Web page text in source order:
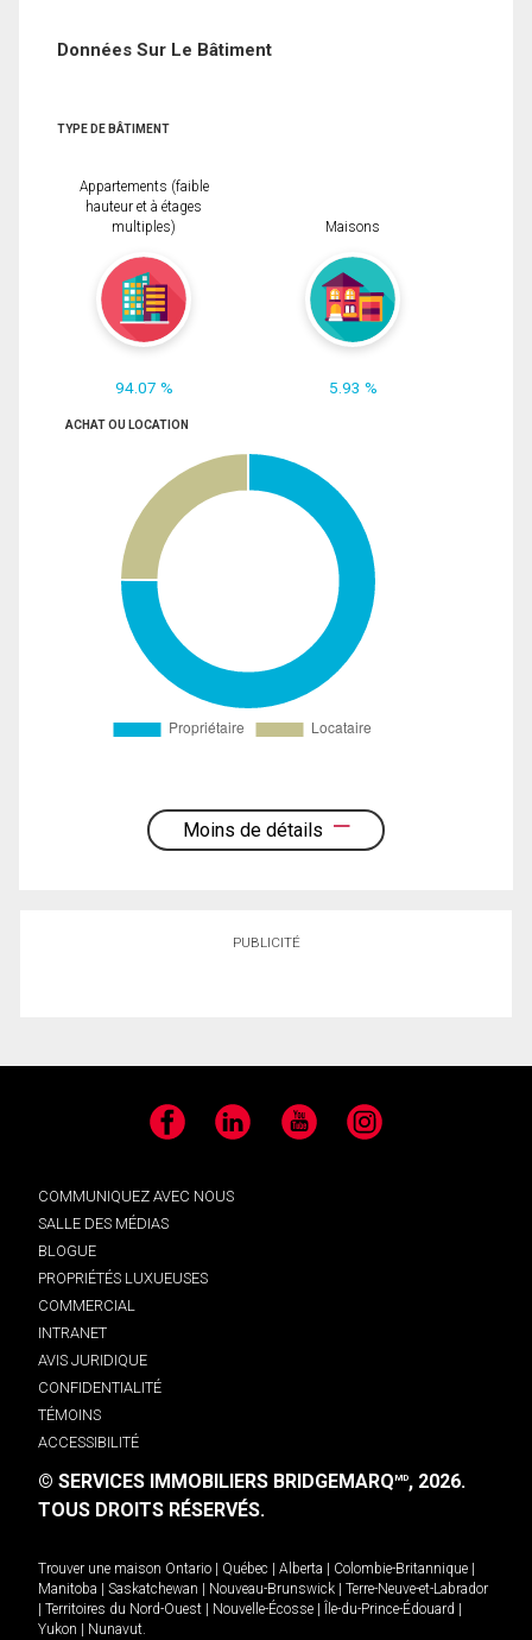
Données Sur Le Bâtiment
TYPE DE BÂTIMENT
Appartements (faible
hauteur et à étages
multiples)
94.07 %
Maisons
5.93 %
ACHAT OU LOCATION
Moins de détails
PUBLICITÉ
Facebook LinkedIn YouTube Instagram
COMMUNIQUEZ AVEC NOUS
SALLE DES MÉDIAS
BLOGUE
PROPRIÉTÉS LUXUEUSES
COMMERCIAL
INTRANET
AVIS JURIDIQUE
CONFIDENTIALITÉ
TÉMOINS
ACCESSIBILITÉ
© SERVICES IMMOBILIERS BRIDGEMARQMD, 2026.
TOUS DROITS RÉSERVÉS.
Trouver une maison Ontario Québec Alberta Colombie-Britannique
Manitoba
Saskatchewan Nouveau-Brunswick
Terre-Neuve-et-Labrador
Territoires du Nord-Ouest Nouvelle-Écosse Île-du-Prince-Édouard
Yukon
Nunavut.